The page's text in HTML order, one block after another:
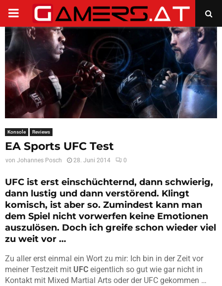
PRIMARY
MENU
Konsole Reviews
EA Sports UFC Test
von Johannes Posch 28. Juni 2014 0
UFC ist erst einschüchternd, dann schwierig,
dann lustig und dann verstörend. Klingt
komisch, ist aber so. Zumindest kann man
dem Spiel nicht vorwerfen keine Emotionen
auszulösen. Doch ich greife schon wieder viel
zu weit vor …
Zu aller erst einmal ein Wort zu mir: Ich bin in der Zeit vor
meiner Testzeit mit UFC eigentlich so gut wie gar nicht in
Kontakt mit Mixed Martial Arts oder der UFC gekommen …